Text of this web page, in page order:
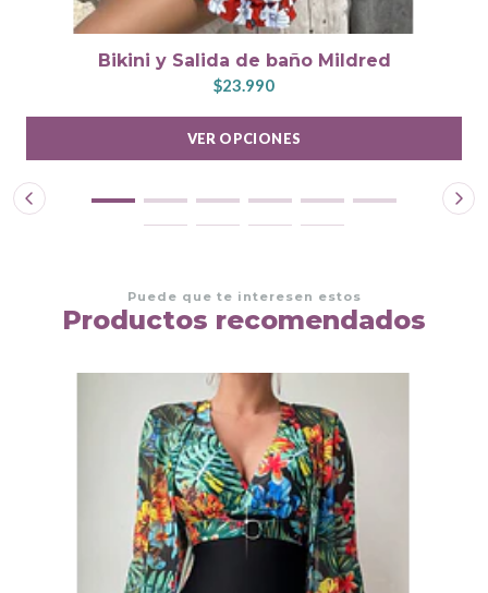
Bikini y Salida de baño Mildred
$23.990
VER OPCIONES
Puede que te interesen estos
Productos recomendados